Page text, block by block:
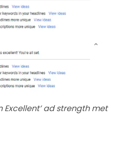
Excellent’ ad strength met